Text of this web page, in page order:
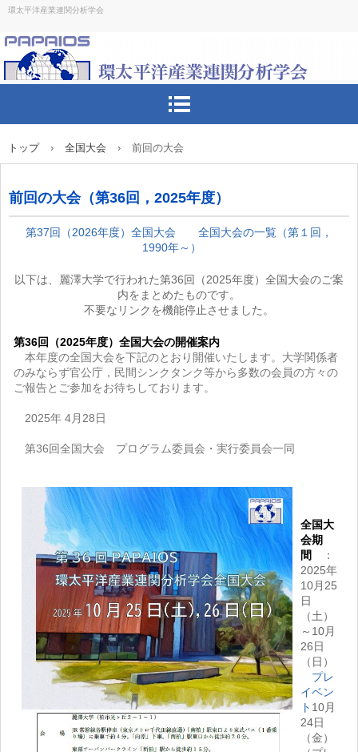
環太平洋産業連関分析学会
トップ › 全国大会 › 前回の大会
前回の大会（第36回，2025年度）
第37回（2026年度）全国大会
全国大会の一覧（第１回，
1990年～）
以下は、麗澤大学で行われた第36回（2025年度）全国大会のご案
内をまとめたものです。
不要なリンクを機能停止させました。
第36回（2025年度）全国大会の開催案内
本年度の全国大会を下記のとおり開催いたします。大学関係者
のみならず官公庁，民間シンクタンク等から多数の会員の方々の
ご報告とご参加をお待ちしております。
2025年 4月28日
第36回全国大会 プログラム委員会・実行委員会一同
全国大
会期
間
：
2025年
10月25
日
（土）
～10月
26日
（日）
プレ
イベン
ト 10月
24日
（金）